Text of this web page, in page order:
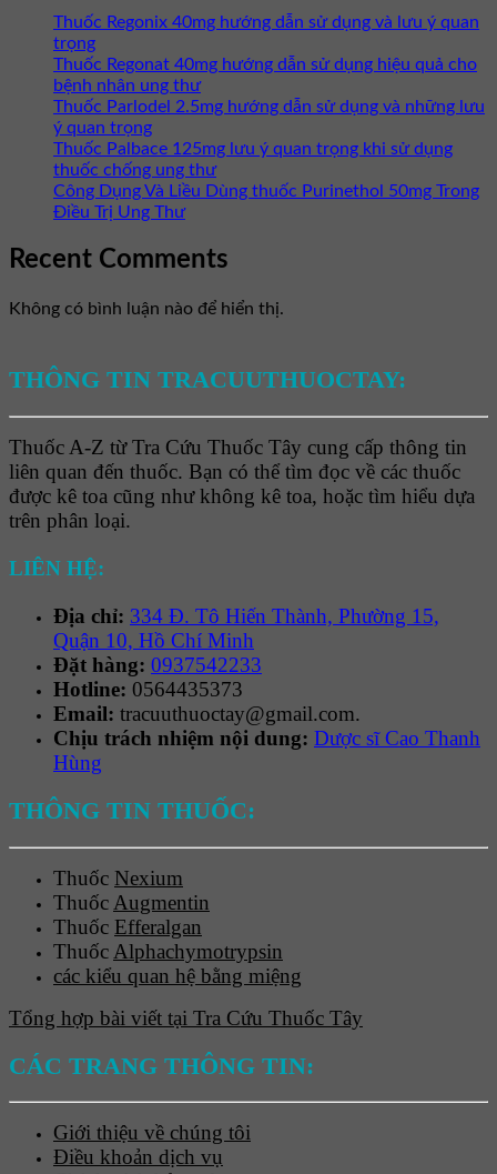
Thuốc Regonix 40mg hướng dẫn sử dụng và lưu ý quan
trọng
Thuốc Regonat 40mg hướng dẫn sử dụng hiệu quả cho
bệnh nhân ung thư
Thuốc Parlodel 2.5mg hướng dẫn sử dụng và những lưu
ý quan trọng
Thuốc Palbace 125mg lưu ý quan trọng khi sử dụng
thuốc chống ung thư
Công Dụng Và Liều Dùng thuốc Purinethol 50mg Trong
Điều Trị Ung Thư
Recent Comments
Không có bình luận nào để hiển thị.
THÔNG TIN TRACUUTHUOCTAY:
Thuốc A-Z từ Tra Cứu Thuốc Tây cung cấp thông tin
liên quan đến thuốc. Bạn có thể tìm đọc về các thuốc
được kê toa cũng như không kê toa, hoặc tìm hiểu dựa
trên phân loại.
LIÊN HỆ:
Địa chỉ: 334 Đ. Tô Hiến Thành, Phường 15,
Quận 10, Hồ Chí Minh
Đặt hàng: 0937542233
Hotline: 0564435373
Email: tracuuthuoctay@gmail.com.
Chịu trách nhiệm nội dung: Dược sĩ Cao Thanh
Hùng
THÔNG TIN THUỐC:
Thuốc Nexium
Thuốc Augmentin
Thuốc Efferalgan
Thuốc Alphachymotrypsin
các kiểu quan hệ bằng miệng
Tổng hợp bài viết tại Tra Cứu Thuốc Tây
CÁC TRANG THÔNG TIN:
Giới thiệu về chúng tôi
Điều khoản dịch vụ